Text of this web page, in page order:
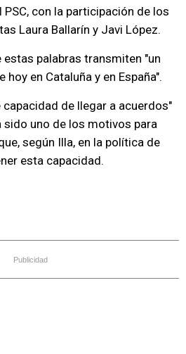
con la participación de los
Laura Ballarín y Javi López.
palabras transmiten "un
en Cataluña y en España".
de llegar a acuerdos"
sido uno de los motivos para
según Illa, en la política de
esta capacidad.
Publicidad